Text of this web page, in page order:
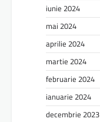
iunie 2024
mai 2024
aprilie 2024
martie 2024
februarie 2024
ianuarie 2024
decembrie 2023